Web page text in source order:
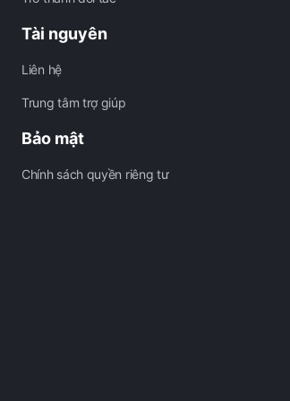
Tài nguyên
Liên hệ
Trung tâm trợ giúp
Bảo mật
Chính sách quyền riêng tư